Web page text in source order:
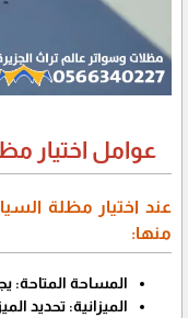
عوامل اختيار
عند اختيار مظلة
منها:
المساحة المتاحة:
الميزانية: تحديد